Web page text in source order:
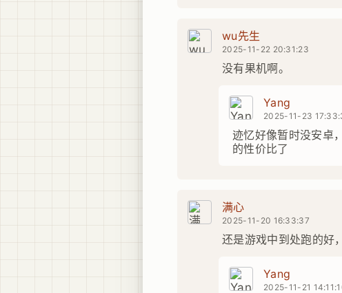
wu先生
2025-11-22 20:31:23
没有果机啊。
Yang
2025-11-23
迹忆好像暂时没安卓
的性价比了
满心
2025-11-20 16:33:37
还是游戏中到处跑的好
Yang
2025-11-21